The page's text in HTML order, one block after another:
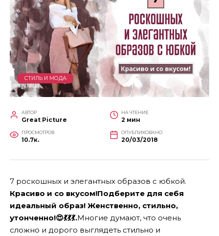
СТИЛЬ И МОДА
АВТОР
Great Picture
НА ЧТЕНИЕ
2 мин
ПРОСМОТРОВ
10.7к.
ОПУБЛИКОВАНО
20/03/2018
7 роскошных и элегантных образов с юбкой.
Красиво и со вкусом!Подберите для себя
идеальный образ! Женственно, стильно,
утонченно!😍💃💃💃.Многие думают, что очень
сложно и дорого выглядеть стильно и